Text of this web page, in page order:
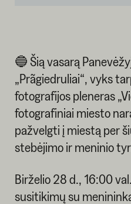
🔵 Šią vasarą
„Prãgiedruliai“, vyks
fotografijos pleneras
fotografiniai miesto
pažvelgti į miestą per
stebėjimo ir meninio
Birželio 28 d., 16:00
susitikimų su